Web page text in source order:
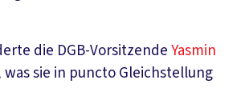
die DGB-VorsitzendeYasmin
sie in puncto Gleichstellung